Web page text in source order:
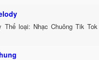
Thể loại: Nhạc Chuông Tik